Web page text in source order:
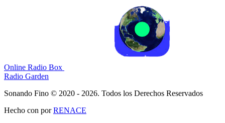
Online Radio Box
Radio Garden
Sonando Fino © 2020 - 2026. Todos los Derechos Reservados
Hecho con porRENACE